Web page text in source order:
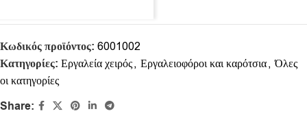
Κωδικός προϊόντος: 6001002
Κατηγορίες: Εργαλεία χειρός, Εργαλειοφόροι και καρότσια, Όλες
οι κατηγορίες
Share: